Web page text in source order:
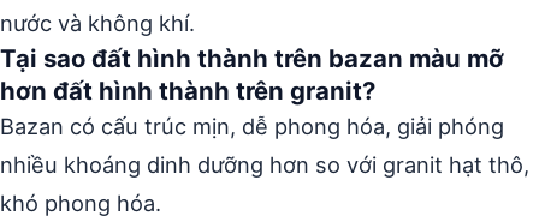
nước và không khí.
Tại sao đất hình thành trên bazan màu mỡ
hơn đất hình thành trên granit?
Bazan có cấu trúc mịn, dễ phong hóa, giải phóng
nhiều khoáng dinh dưỡng hơn so với granit hạt thô,
khó phong hóa.